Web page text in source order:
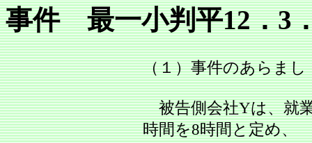
事件 最一小判平12．3
（１）事件のあらまし
被告側会社Yは、就
時間を8時間と定め、